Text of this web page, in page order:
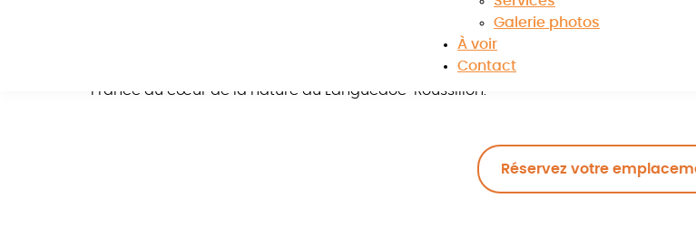
Galerie photos
À voir
Contact
, vous souhaitez profiter d’un retour
au sein de notre
France au cœur de la nature du Languedoc-Roussillon.
Réservez votre